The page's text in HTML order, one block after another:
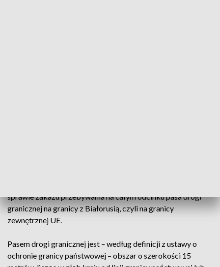
sprawie zakazu przebywania na całym odcinku pasa drogi
granicznej na granicy z Białorusią, czyli na granicy
zewnętrznej UE.
Pasem drogi granicznej jest – według definicji z ustawy o
ochronie granicy państwowej – obszar o szerokości 15